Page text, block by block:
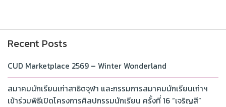
Recent Posts
CUD Marketplace 2569 – Winter Wonderland
สมาคมนักเรียนเก่าสาธิตจุฬา และกรรมการสมาคมนักเรียนเก่าฯ
เข้าร่วมพิธีเปิดโครงการศิลปกรรมนักเรียน ครั้งที่ 16 “เจริญสี”